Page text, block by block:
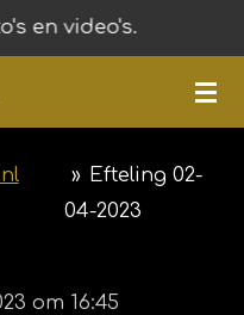
en video's.
» Efteling 02-
04-2023
om 16:45